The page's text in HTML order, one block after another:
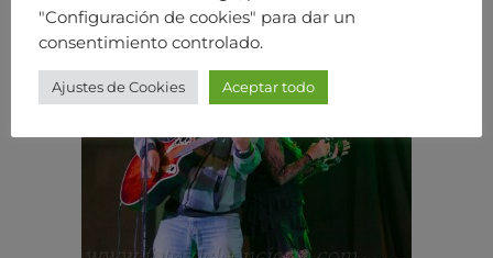
"Configuración de cookies" para dar un
consentimiento controlado.
Ajustes de Cookies Aceptar todo